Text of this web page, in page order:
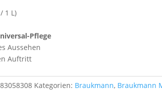
/ 1 L)
Pflege
Aussehen
Auftritt
Kategorien: Braukmann, Braukmann